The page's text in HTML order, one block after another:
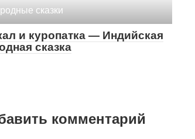
сказки
и куропатка — Индийская
сказка
комментарий